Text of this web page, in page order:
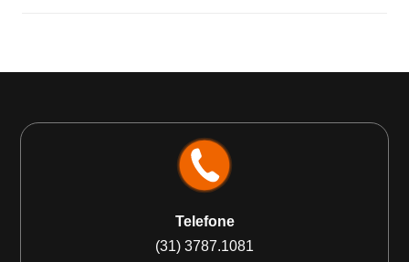
Telefone
(31) 3787.1081